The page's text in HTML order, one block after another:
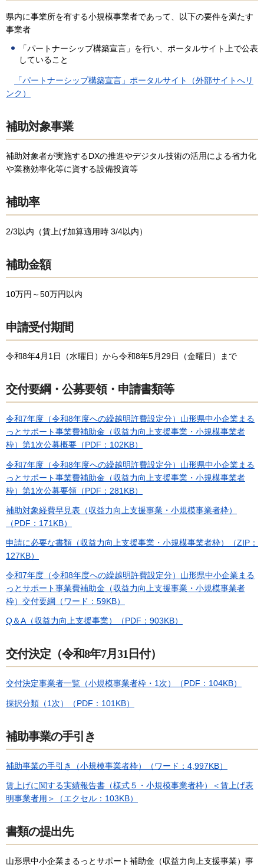
県内に事業所を有する小規模事業者であって、以下の要件を満たす
事業者
「パートナーシップ構築宣言」を行い、ポータルサイト上で公表
していること
「パートナーシップ構築宣言」ポータルサイト（外部サイトへリ
ンク）
補助対象事業
補助対象者が実施するDXの推進やデジタル技術の活用による省力化
や業務効率化等に資する設備投資等
補助率
2/3以内（賃上げ加算適用時 3/4以内）
補助金額
10万円～50万円以内
申請受付期間
令和8年4月1日（水曜日）から令和8年5月29日（金曜日）まで
交付要綱・公募要領・申請書類等
令和7年度（令和8年度への繰越明許費設定分）山形県中小企業まる
っとサポート事業費補助金（収益力向上支援事業・小規模事業者
枠）第1次公募概要（PDF：102KB）
令和7年度（令和8年度への繰越明許費設定分）山形県中小企業まる
っとサポート事業費補助金（収益力向上支援事業・小規模事業者
枠）第1次公募要領（PDF：281KB）
補助対象経費早見表（収益力向上支援事業・小規模事業者枠）
（PDF：171KB）
申請に必要な書類（収益力向上支援事業・小規模事業者枠）（ZIP：
127KB）
令和7年度（令和8年度への繰越明許費設定分）山形県中小企業まる
っとサポート事業費補助金（収益力向上支援事業・小規模事業者
枠）交付要綱（ワード：59KB）
Q＆A（収益力向上支援事業）（PDF：903KB）
交付決定（令和8年7月31日付）
交付決定事業者一覧（小規模事業者枠・1次）（PDF：104KB）
採択分類（1次）（PDF：101KB）
補助事業の手引き
補助事業の手引き（小規模事業者枠）（ワード：4,997KB）
賃上げに関する実績報告書（様式５・小規模事業者枠）＜賃上げ表
明事業者用＞（エクセル：103KB）
書類の提出先
山形県中小企業まるっとサポート補助金（収益力向上支援事業）事